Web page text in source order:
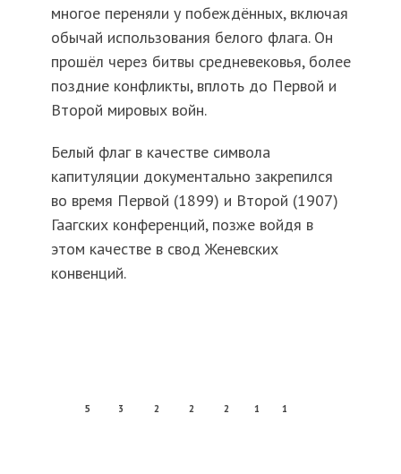
многое переняли у побеждённых, включая
обычай использования белого флага. Он
прошёл через битвы средневековья, более
поздние конфликты, вплоть до Первой и
Второй мировых войн.
Белый флаг в качестве символа
капитуляции документально закрепился
во время Первой (1899) и Второй (1907)
Гаагских конференций, позже войдя в
этом качестве в свод Женевских
конвенций.
5 3 2 2 2 1 1